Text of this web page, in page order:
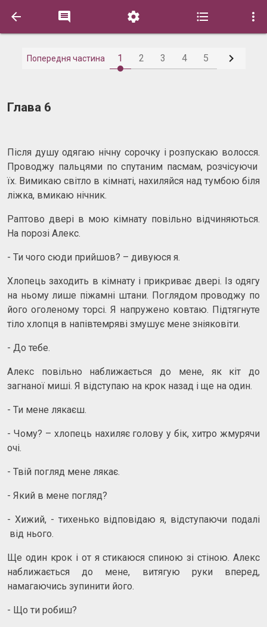
    
Попередня частина 1 2 3 4 5 
Глава 6
Після душу одягаю нічну сорочку і розпускаю волосся.
Проводжу пальцями по спутаним пасмам, розчісуючи
їх. Вимикаю світло в кімнаті, нахиляйся над тумбою біля
ліжка, вмикаю нічник.
Раптово двері в мою кімнату повільно відчиняються.
На порозі Алекс.
- Ти чого сюди прийшов? – дивуюся я.
Хлопець заходить в кімнату і прикриває двері. Із одягу
на ньому лише піжамні штани. Поглядом проводжу по
його оголеному торсі. Я напружено ковтаю. Підтягнуте
тіло хлопця в напівтемряві змушує мене зніяковіти.
- До тебе.
Алекс повільно наближається до мене, як кіт до
загнаної миші. Я відступаю на крок назад і ще на один.
- Ти мене лякаєш.
- Чому? – хлопець нахиляє голову у бік, хитро жмурячи
очі.
- Твій погляд мене лякає.
- Який в мене погляд?
- Хижий, - тихенько відповідаю я, відступаючи подалі
від нього.
Ще один крок і от я стикаюся спиною зі стіною. Алекс
наближається до мене, витягую руки вперед,
намагаючись зупинити його.
- Що ти робиш?